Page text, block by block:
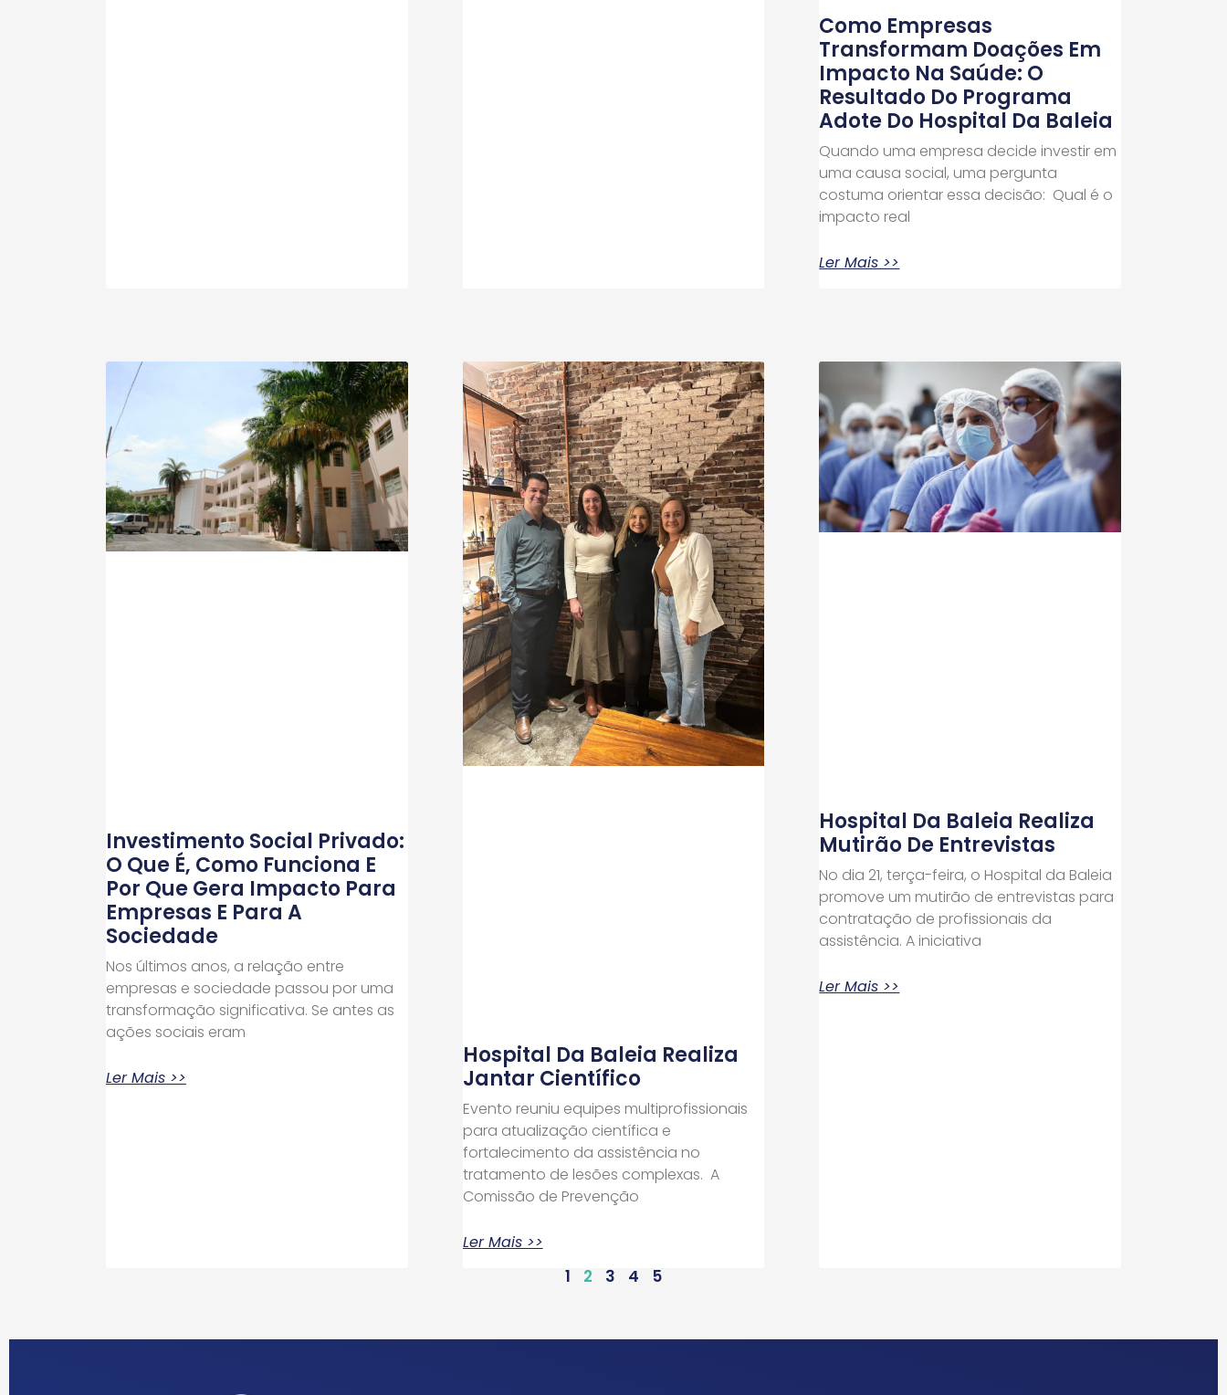
Como Empresas
Transformam Doações Em
Impacto Na Saúde: O
Resultado Do Programa
Adote Do Hospital Da Baleia
Quando uma empresa decide investir em
uma causa social, uma pergunta
costuma orientar essa decisão: Qual é o
impacto real
Ler Mais >>
Investimento Social Privado:
O Que É, Como Funciona E
Por Que Gera Impacto Para
Empresas E Para A
Sociedade
Nos últimos anos, a relação entre
empresas e sociedade passou por uma
transformação significativa. Se antes as
ações sociais eram
Ler Mais >>
Hospital Da Baleia Realiza
Jantar Científico
Evento reuniu equipes multiprofissionais
para atualização científica e
fortalecimento da assistência no
tratamento de lesões complexas. A
Comissão de Prevenção
Ler Mais >>
Hospital Da Baleia Realiza
Mutirão De Entrevistas
No dia 21, terça-feira, o Hospital da Baleia
promove um mutirão de entrevistas para
contratação de profissionais da
assistência. A iniciativa
Ler Mais >>
1 2 3 4 5